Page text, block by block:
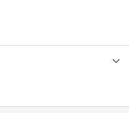
similar ao couro
com leve saltinho